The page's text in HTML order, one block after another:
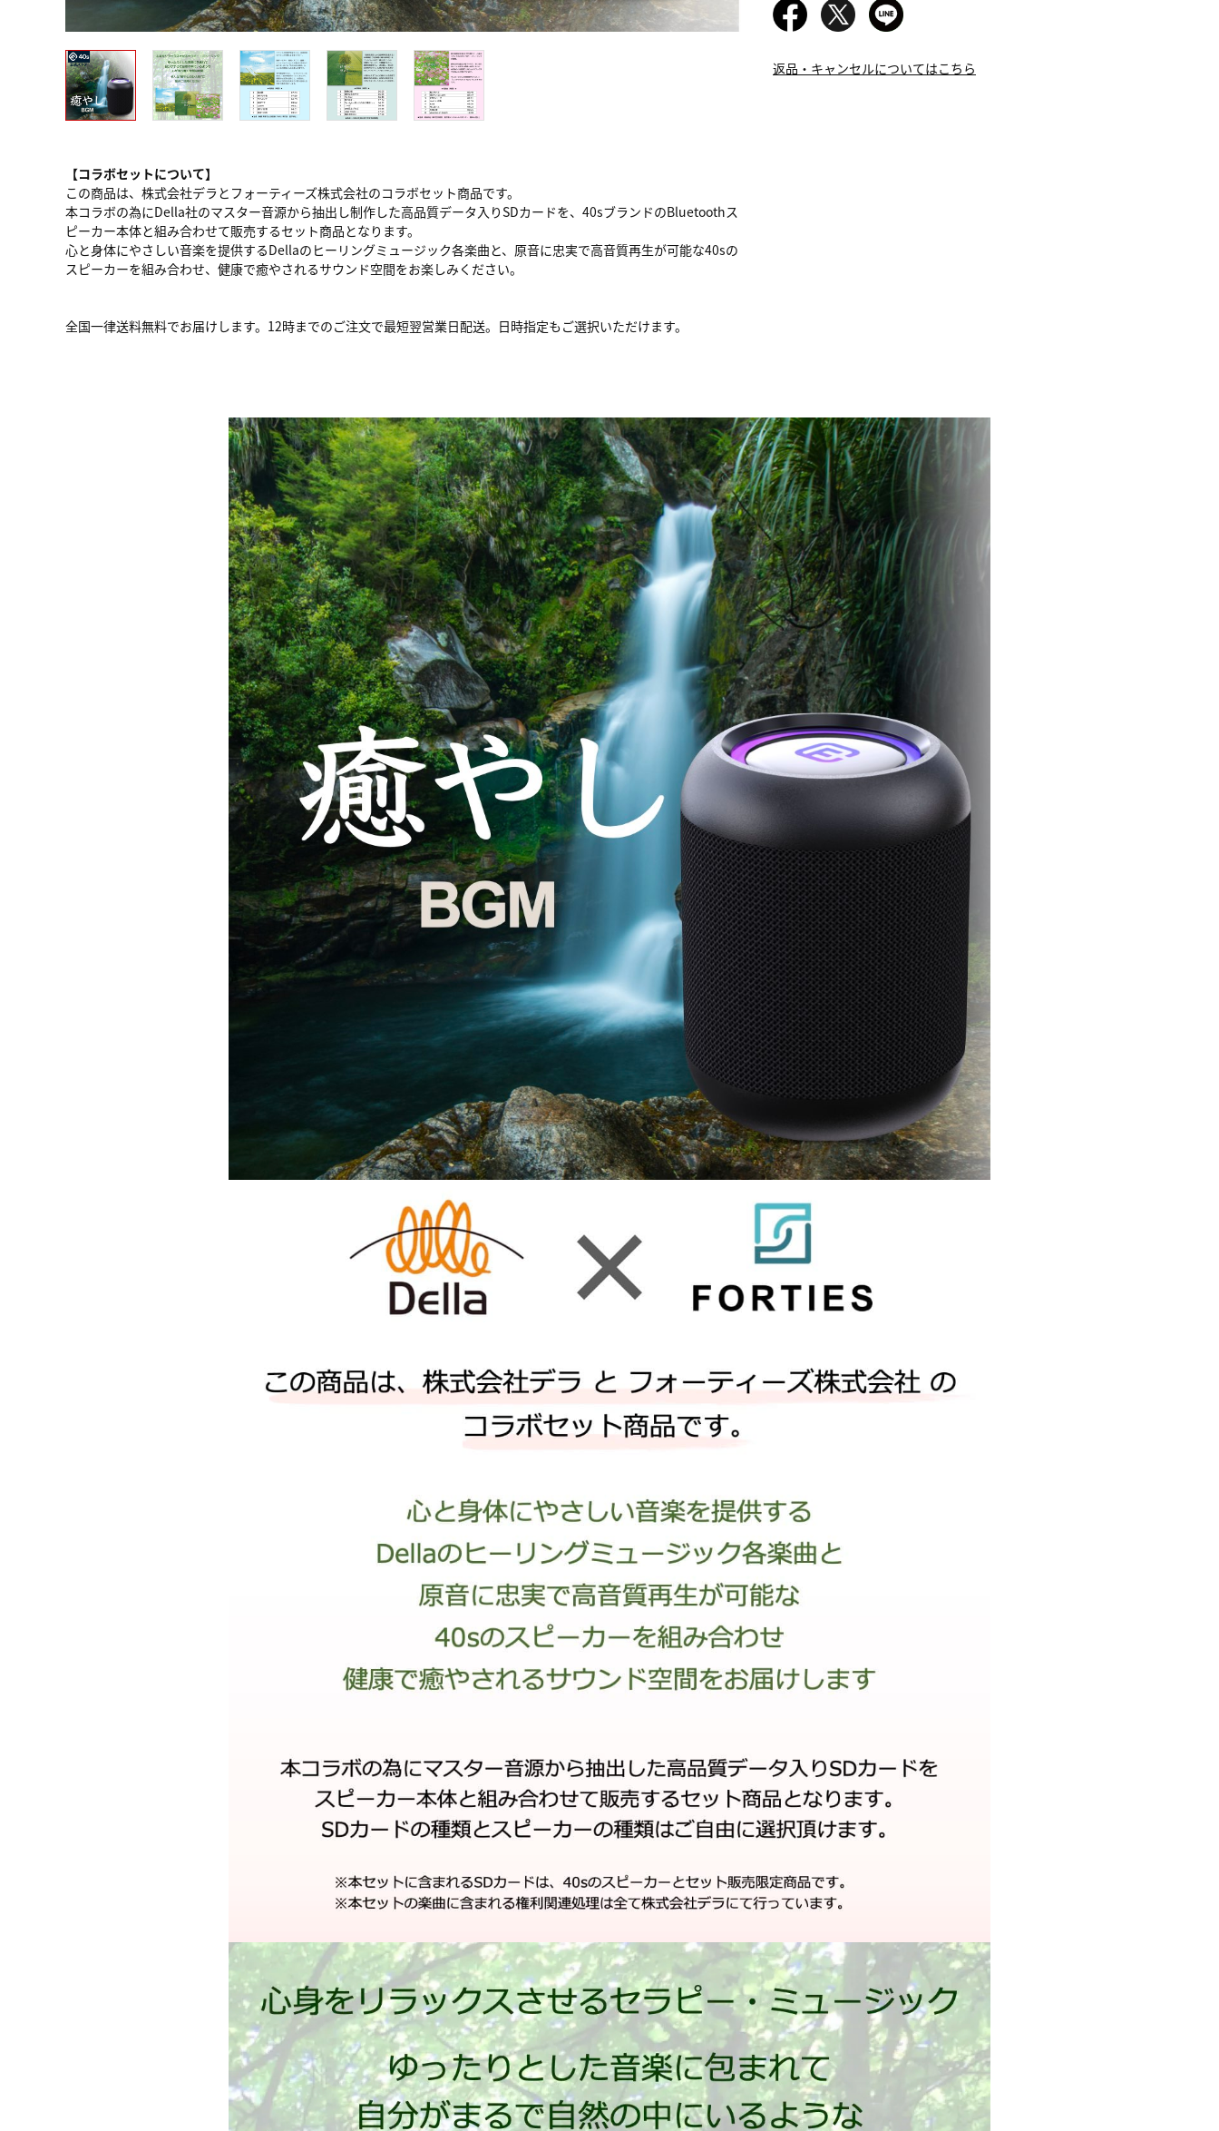
【コラボセットについて】
この商品は、株式会社デラとフォーティーズ株式会社のコラボセット商品です。
本コラボの為にDella社のマスター音源から抽出し制作した高品質データ入りSDカードを、40sブランドのBluetoothス
ピーカー本体と組み合わせて販売するセット商品となります。
心と身体にやさしい音楽を提供するDellaのヒーリングミュージック各楽曲と、原音に忠実で高音質再生が可能な40sの
スピーカーを組み合わせ、健康で癒やされるサウンド空間をお楽しみください。
全国一律送料無料でお届けします。12時までのご注文で最短翌営業日配送。日時指定もご選択いただけます。
返品・キャンセルについてはこちら